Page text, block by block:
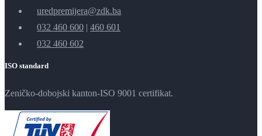
uredpremijera@zdk.ba
032 460 600 | 460 601
032 460 602
ISO standard
Zeničko-dobojski kanton-ISO 9001 certifikat.